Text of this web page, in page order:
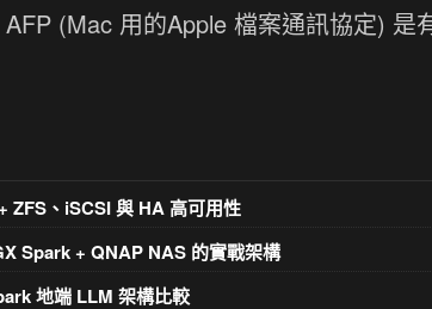
(Mac 用的Apple 檔案通訊協定) 是
ZFS、iSCSI 與 HA 高可用性
Spark + QNAP NAS 的實戰架構
地端 LLM 架構比較